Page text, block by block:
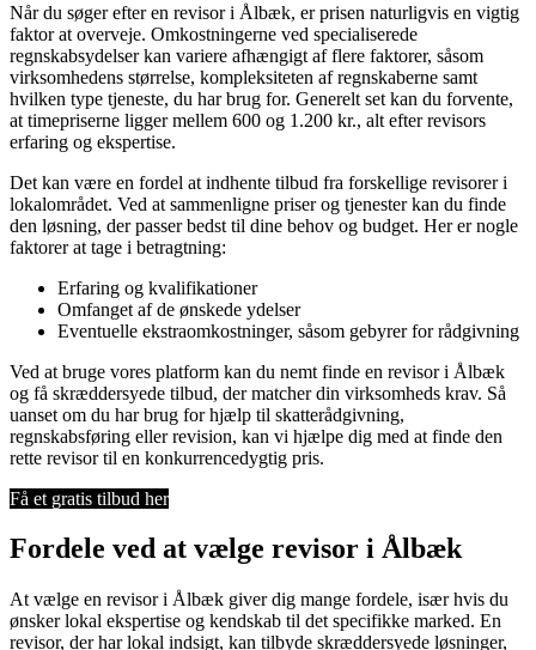
Når du søger efter en revisor i Ålbæk, er prisen naturligvis en vigtig
faktor at overveje. Omkostningerne ved specialiserede
regnskabsydelser kan variere afhængigt af flere faktorer, såsom
virksomhedens størrelse, kompleksiteten af regnskaberne samt
hvilken type tjeneste, du har brug for. Generelt set kan du forvente,
at timepriserne ligger mellem 600 og 1.200 kr., alt efter revisors
erfaring og ekspertise.
Det kan være en fordel at indhente tilbud fra forskellige revisorer i
lokalområdet. Ved at sammenligne priser og tjenester kan du finde
den løsning, der passer bedst til dine behov og budget. Her er nogle
faktorer at tage i betragtning:
Erfaring og kvalifikationer
Omfanget af de ønskede ydelser
Eventuelle ekstraomkostninger, såsom gebyrer for rådgivning
Ved at bruge vores platform kan du nemt finde en revisor i Ålbæk
og få skræddersyede tilbud, der matcher din virksomheds krav. Så
uanset om du har brug for hjælp til skatterådgivning,
regnskabsføring eller revision, kan vi hjælpe dig med at finde den
rette revisor til en konkurrencedygtig pris.
Få et gratis tilbud her
Fordele ved at vælge revisor i Ålbæk
At vælge en revisor i Ålbæk giver dig mange fordele, især hvis du
ønsker lokal ekspertise og kendskab til det specifikke marked. En
revisor, der har lokal indsigt, kan tilbyde skræddersyede løsninger,